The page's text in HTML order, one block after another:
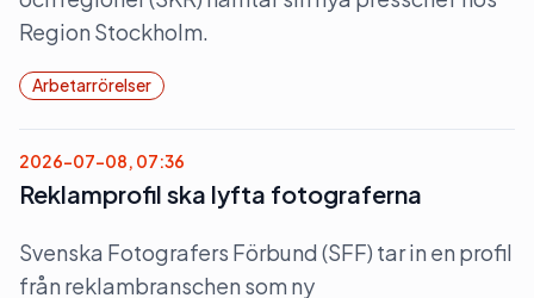
Region Stockholm.
Arbetarrörelser
2026-07-08, 07:36
Reklamprofil ska lyfta fotograferna
Svenska Fotografers Förbund (SFF) tar in en profil
från reklambranschen som ny